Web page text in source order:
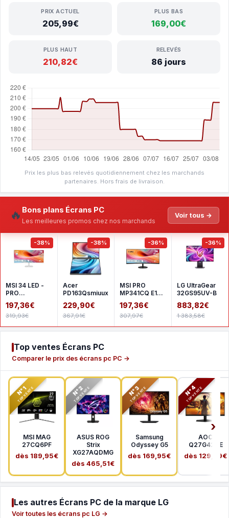
PRIX ACTUEL
205,99€
PLUS BAS
169,00€
PLUS HAUT
210,82€
RELEVÉS
86 jours
Prix les plus bas relevés quotidiennement chez les marchands
partenaires. Hors frais de livraison.
🔥 Bons plans Écrans PC
Les meilleures promos chez nos marchands
Voir tous →
-38%
MSI 34 LED -
PRO
MP341CQW
E12 - White
197,36€
319,93€
-38%
Acer
PD163Qsmiuux
229,90€
367,91€
-36%
MSI PRO
MP341CQ E12 -
Black
197,36€
307,97€
-36%
LG UltraGear
32GS95UV-B
883,82€
1 383,58€
Top ventes Écrans PC
Comparer le prix des écrans pc PC →
N°1
TOP VENTE
MSI MAG
27CQ6PF
dès 189,95€
N°2
TOP VENTE
ASUS ROG
Strix
XG27AQDMG
dès 465,51€
N°3
TOP VENTE
Samsung
Odyssey G5
dès 169,95€
N°4
TOP VENTE
AOC
Q27G42XE
dès 129,99€
Les autres Écrans PC de la marque LG
Voir toutes les écrans pc LG →